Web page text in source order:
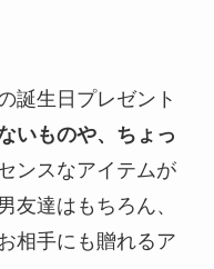
誕生日プレゼント
いものや、ちょっ
ンスなアイテムが
友達はもちろん、
相手にも贈れるア